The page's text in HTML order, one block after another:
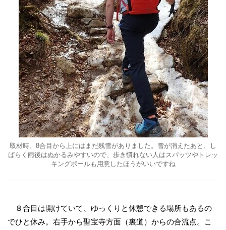
取材時、8合目から上にはまだ残雪がありました。雪が消えたあと、し
ばらく雨後はぬかるみやすいので、歩き慣れない人はスパッツやトレッ
キングポールも用意したほうがいいですね
８合目は開けていて、ゆっくりと休憩できる場所もあるの
でひと休み。右手から聖宝寺方面（裏道）からの合流点。こ